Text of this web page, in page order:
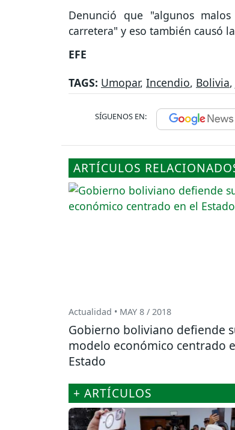
Denunció que "algunos
carretera" y eso también causó
EFE
TAGS: Umopar, Incendio, Bolivia,
SÍGUENOS EN:
ARTÍCULOS
Actualidad • MAY 8 / 2018
Gobierno boliviano defiende
modelo económico centrado
Estado
+ ARTÍCULOS